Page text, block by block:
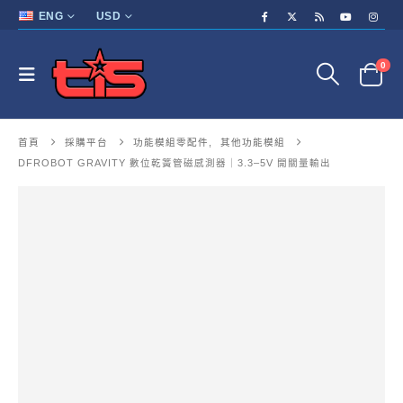
ENG USD
0
首頁 採購平台 功能模組零配件
其他功能模組
DFROBOT GRAVITY 數位乾簧管磁感測器｜3.3–5V 開關量輸出